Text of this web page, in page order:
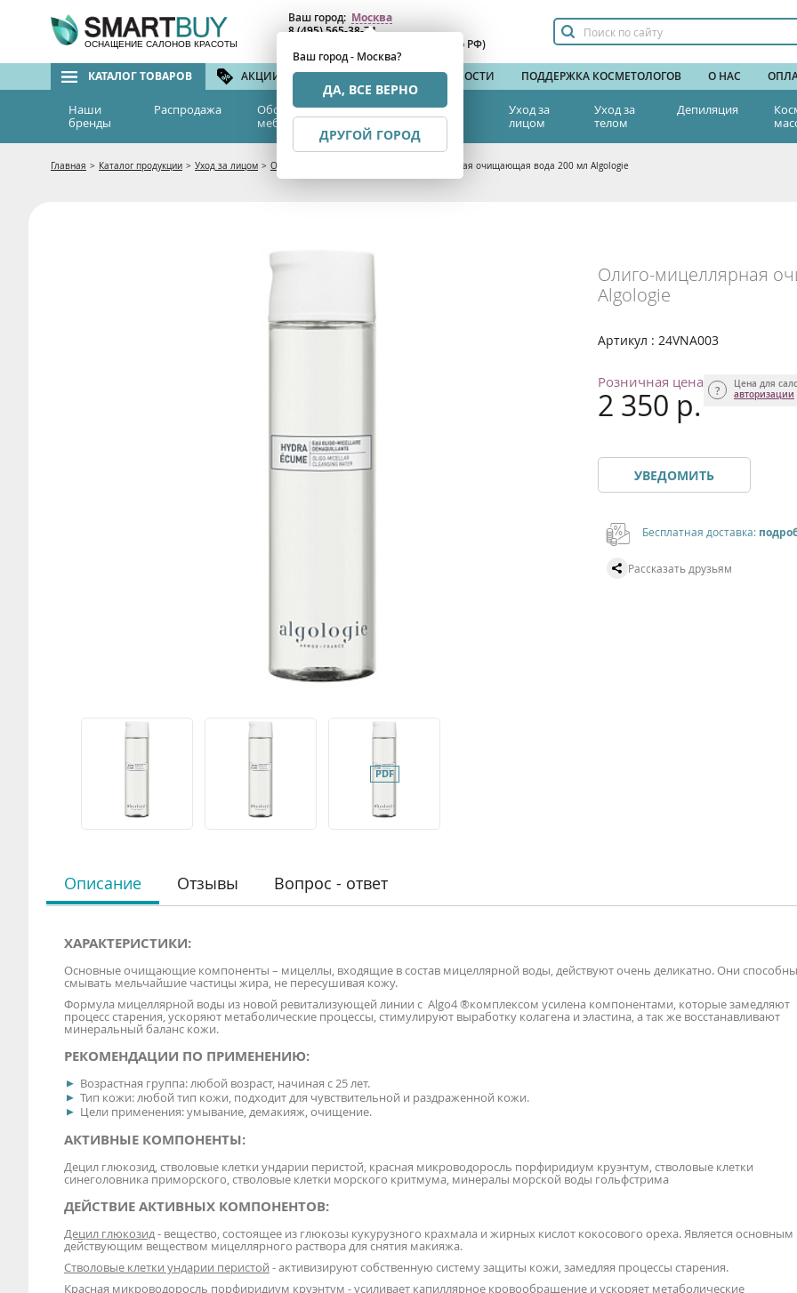
ОСНАЩЕНИЕ САЛОНОВ КРАСОТЫ
Ваш город: Москва
Ваш город - Москва?
ДА, ВСЕ ВЕРНО
ДРУГОЙ ГОРОД
8 (495) 565-38-74
(бесплатный по РФ)
КАТАЛОГ ТОВАРОВ АКЦИИ И СКИДКИ БРЕНДЫ НОВОСТИ ПОДДЕРЖКА КОСМЕТОЛОГОВ О НАС
Наши
бренды
Распродажа
Оборудование и
мебель
Эстетическая
медицина
Уход за
лицом
Уход за
телом
Депиляция
Главная > Каталог продукции > Уход за лицом > Очищение и демакияж Олиго-мицеллярная очищающая вода 200 мл Algologie
Олиго-мицеллярная
Algologie
Артикул : 24VNA003
Розничная цена
2 350 р.
Цена для
авторизации
УВЕДОМИТЬ
Бесплатная доставка:
Рассказать друзьям
Описание
ХАРАКТЕРИСТИКИ:
Основные очищающие компоненты – мицеллы, входящие в состав мицеллярной воды, действуют очень деликатно. Они способны
смывать мельчайшие частицы жира, не пересушивая кожу.
Формула мицеллярной воды из новой ревитализующей линии с Algo4 ®комплексом усилена компонентами, которые замедляют
процесс старения, ускоряют метаболические процессы, стимулируют выработку колагена и эластина, а так же восстанавливают
минеральный баланс кожи.
РЕКОМЕНДАЦИИ ПО ПРИМЕНЕНИЮ:
Возрастная группа: любой возраст, начиная c 25 лет.
Тип кожи: любой тип кожи, подходит для чувствительной и раздраженной кожи.
Цели применения: умывание, демакияж, очищение.
АКТИВНЫЕ КОМПОНЕНТЫ:
Децил глюкозид, стволовые клетки ундарии перистой, красная микроводоросль порфиридиум круэнтум, стволовые клетки
синеголовника приморского, стволовые клетки морского критмума, минералы морской воды гольфстрима
ДЕЙСТВИЕ АКТИВНЫХ КОМПОНЕНТОВ:
Децил глюкозид- вещество, состоящее из глюкозы кукурузного крахмала и жирных кислот кокосового ореха. Является основным
действующим веществом мицеллярного раствора для снятия макияжа.
Стволовые клетки ундарии перистой - активизируют собственную систему защиты кожи, замедляя процессы старения.
Красная микроводоросль порфиридиум круэнтум - усиливает капиллярное кровообращение и ускоряет метаболические
Отзывы Вопрос - ответ